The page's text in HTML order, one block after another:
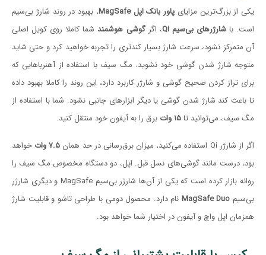
یکی از بزرگ‌ترین مزایای پاور بانک اپل MagSafe
، بهبود در روند شارژ بی‌سیم
است. باشارژرهای بی‌سیم Qi ، اگرگوشی هوشمندشما کاملا روی کویل اصلی
آن متمرکز نشود، سرعت شارژ بسیار کندتری را تجربه خواهید کرد و حتی شاید
متوجه شارژ شدن گوشی خود نشوید. مگ سیف با استفاده از آهنرباهایی که
برای تراز کردن صحیح گوشی و شارژر کاربرد دارد، این روند را کاملا بهبود داده
تا باعث کند شارژ شدن گوشی یا دیگر ابزارهای جانبی نشود. شما با استفاده از
مگ سیف، می‌توانید تا۱۵ وات برق را به آیفون خود منتقل کنید.
اگر از شارژر Qi استفاده می‌کنید، میزان برق‌رسانی در حد همان ۷.۵ وات
خواهد
بود، درست مانند گوشی‌های نسل قبل. اپل، دو دستگاه مخصوص مگ سیف را
روانه بازار کرده است که یکی از آن‌ها شارژر بی‌سیم MagSafe و دیگری شارژر
بی‌سیم MagSafe Duo نام دارد. محصول دومی با طراحی تاشو و قابلیت شارژ
همزمان اپل واچ و آیفون در اختیار شما خواهد بود.